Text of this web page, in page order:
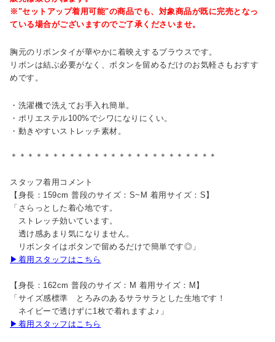
※"セットアップ着用可能"の商品でも、対象商品が既に完売となっ
ている場合がございますのでご了承くださいませ。
胸元のリボンタイが華やかに着映えするブラウスです。
リボンは結ぶ必要がなく、ボタンを留めるだけのお気軽さもおすす
めです。
・洗濯機で洗えてお手入れ簡単。
・ポリエステル100%でシワになりにくい。
・動きやすいストレッチ素材。
＊＊＊＊＊＊＊＊＊＊＊＊＊＊＊＊＊＊＊＊＊＊＊＊＊
スタッフ着用コメント
【身長：159cm 普段のサイズ：S~M 着用サイズ：S】
「さらっとした着心地です。
ストレッチ効いています。
透け感あまり気になりません。
リボンタイはボタンで留めるだけで簡単です◎」
▶着用スタッフはこちら
【身長：162cm 普段のサイズ：M 着用サイズ：M】
「サイズ感標準 とろみのあるサラサラとした生地です！
ネイビーで透けずに1枚で着れますよ♪」
▶着用スタッフはこちら